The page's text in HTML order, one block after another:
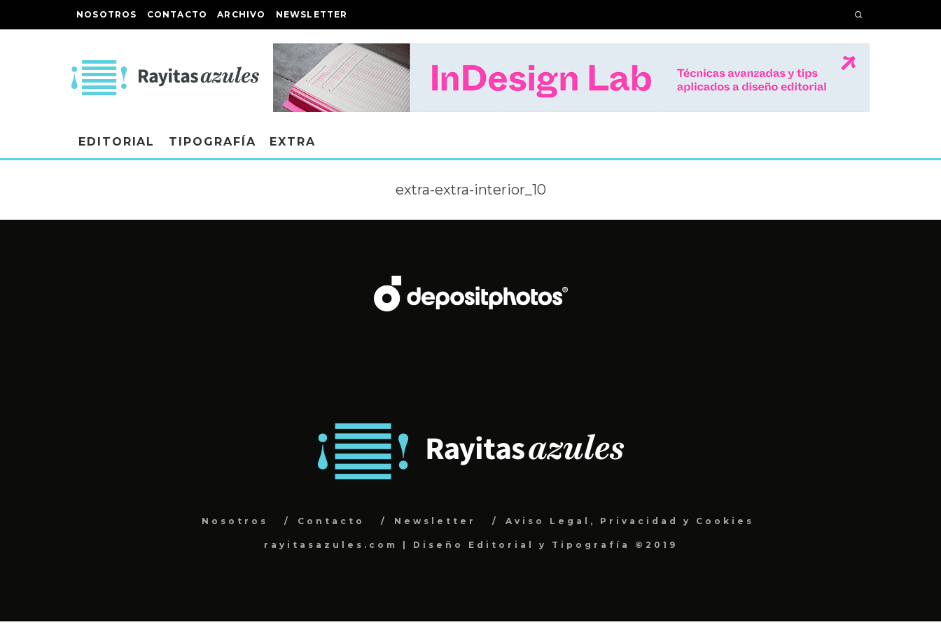
NOSOTROS CONTACTO ARCHIVO NEWSLETTER
EDITORIAL TIPOGRAFÍA EXTRA
extra-extra-interior_10
Nosotros Contacto Newsletter Aviso Legal, Privacidad y Cookies
rayitasazules.com | Diseño Editorial y Tipografía ©2019